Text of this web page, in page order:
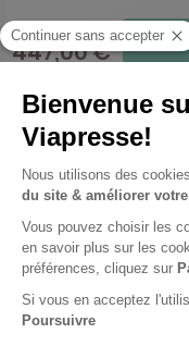
492 €
447,00 € -9%
Ajouter au panier